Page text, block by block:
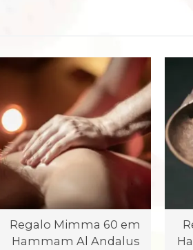
Regalo Mimma 60 em
Hammam Al Andalus